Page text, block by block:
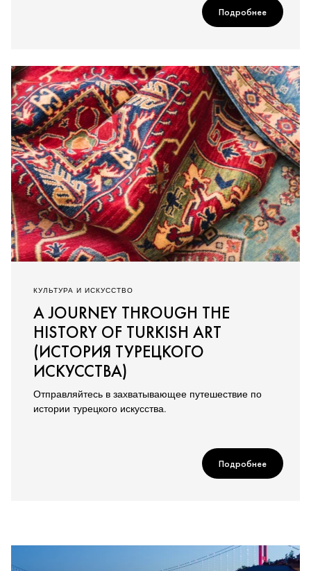
Подробнее
КУЛЬТУРА И ИСКУССТВО
A JOURNEY THROUGH THE
HISTORY OF TURKISH ART
(ИСТОРИЯ ТУРЕЦКОГО
ИСКУССТВА)
Отправляйтесь в захватывающее путешествие по
истории турецкого искусства.
Подробнее